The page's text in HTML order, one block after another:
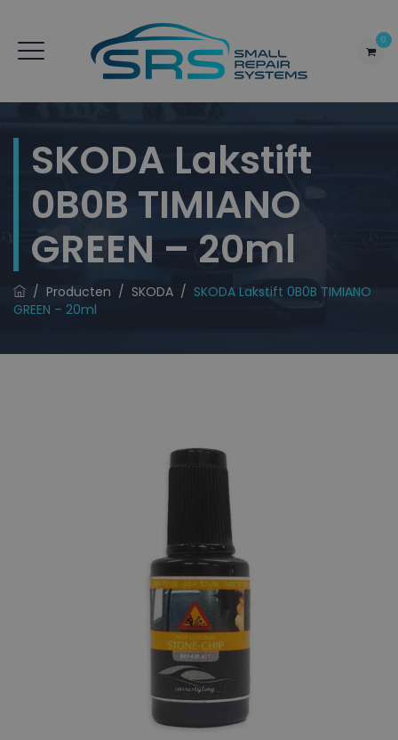
0
SKODA Lakstift
0B0B TIMIANO
GREEN – 20ml
/ Producten / SKODA / SKODA Lakstift 0B0B TIMIANO
GREEN – 20ml